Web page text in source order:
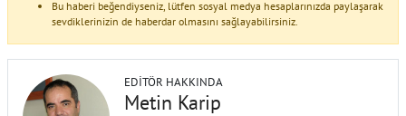
Bu haberi beğendiyseniz, lütfen sosyal medya hesaplarınızda paylaşarak
sevdiklerinizin de haberdar olmasını sağlayabilirsiniz.
EDITÖR HAKKINDA
Metin Karip